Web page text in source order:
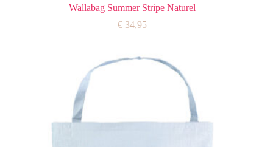
Wallabag Summer Stripe Naturel
€ 34,95